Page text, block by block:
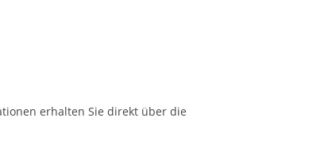
erhalten Sie direkt über die